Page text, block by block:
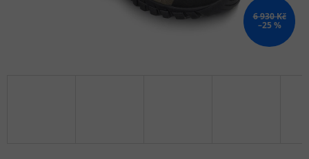
6 930 Kč
–25 %